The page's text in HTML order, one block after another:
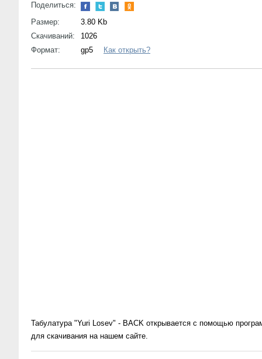
Поделиться:
Размер:
3.80 Kb
Скачиваний:
1026
Формат:
gp5 Как открыть?
Табулатура "Yuri Losev" - BACK открывается с помощью
для скачивания на нашем сайте.